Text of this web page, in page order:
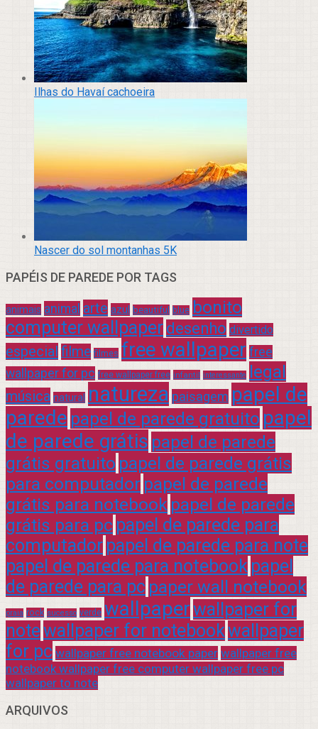
Ilhas do Havaí cachoeira
Nascer do sol montanhas 5K
PAPÉIS DE PAREDE POR TAGS
animais animal arte azul beautiful blue bonito
computer wallpaper desenho divertido
especial filme filmes free wallpaper free
wallpaper for pc free wallpaper free infantil interessante legal
música natural natureza paisagem papel de
parede papel de parede gratuito papel
de parede grátis papel de parede
grátis gratuito papel de parede grátis
para computador papel de parede
grátis para notebook papel de parede
grátis para pc papel de parede para
computador papel de parede para note
papel de parede para notebook papel
de parede para pc paper wall notebook
praia rock sucesso verde wallpaperwallpaper for
notewallpaper for notebookwallpaper
for pc wallpaper free notebook paper wallpaper free
notebook wallpaper free computer wallpaper free pc
wallpaper to note
ARQUIVOS